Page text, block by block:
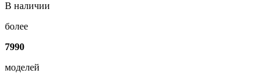
В наличии
более
7990
моделей